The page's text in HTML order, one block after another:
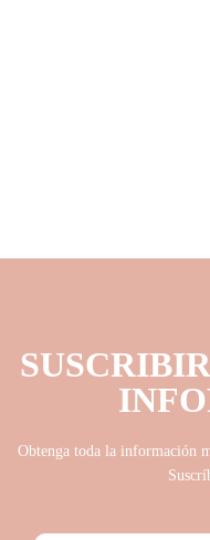
Obtenga toda la información